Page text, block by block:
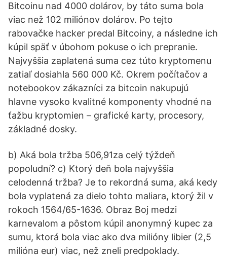
Bitcoinu nad 4000 dolárov, by táto suma bola
viac než 102 miliónov dolárov. Po tejto
rabovačke hacker predal Bitcoiny, a následne ich
kúpil späť v úbohom pokuse o ich prepranie.
Najvyššia zaplatená suma cez túto kryptomenu
zatiaľ dosiahla 560 000 Kč. Okrem počítačov a
notebookov zákazníci za bitcoin nakupujú
hlavne vysoko kvalitné komponenty vhodné na
ťažbu kryptomien – grafické karty, procesory,
základné dosky.
b) Aká bola tržba 506,91za celý týždeň
popoludní? c) Ktorý deň bola najvyššia
celodenná tržba? Je to rekordná suma, aká kedy
bola vyplatená za dielo tohto maliara, ktorý žil v
rokoch 1564/65-1636. Obraz Boj medzi
karnevalom a pôstom kúpil anonymný kupec za
sumu, ktorá bola viac ako dva milióny libier (2,5
milióna eur) viac, než zneli predpoklady.